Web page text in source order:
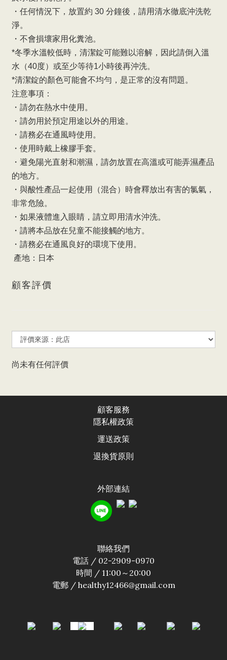
・任何情況下，放置約 30 分鐘後，請用清水徹底沖洗乾
淨。
・不會損壞家用化糞池。
*冬季水溫較低時，清潔錠可能難以溶解，因此請倒入溫
水（40度）或至少等待1小時後再沖洗。
*清潔錠的顏色可能會不均勻，是正常的沒有問題。
注意事項：
・請勿在熱水中使用。
・請勿用於預定用途以外的用途。
・請務必在通風時使用。
・使用時戴上橡膠手套。
・避免陽光直射和潮濕，請勿放置在高溫或可能弄濕產品
的地方。
・與酸性產品一起使用（混合）時會釋放出有害的氯氣，
非常危險。
・如果液體進入眼睛，請立即用清水沖洗。
・請將本品放在兒童不能接觸的地方。
・請務必在通風良好的環境下使用。
產地：日本
顧客評價
尚未有任何評價
顧客服務
隱私權政策
運送政策
退換貨原則
外部連結
聯絡我們
電話 / 02-2909-0970
時間 / 11:00～20:00
電郵 / healthy12466@gmail.com